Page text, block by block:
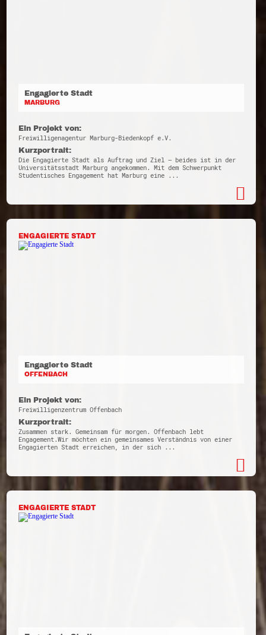
Engagierte Stadt
MARBURG
Ein Projekt von:
Freiwilligenagentur Marburg-Biedenkopf e.V.
Kurzportrait:
Die Engagierte Stadt als Auftrag und Ziel – beides ist in der
Universitätsstadt Marburg angekommen. Mit dem Schwerpunkt
Studentisches Engagement hat Marburg eine ...
ENGAGIERTE STADT
Engagierte Stadt
OFFENBACH
Ein Projekt von:
Freiwilligenzentrum Offenbach
Kurzportrait:
Zusammen stark. Gemeinsam für morgen. Offenbach lebt
Engagement.Wir möchten ein gemeinsames Verständnis von einer
Engagierten Stadt erreichen, in der sich ...
ENGAGIERTE STADT